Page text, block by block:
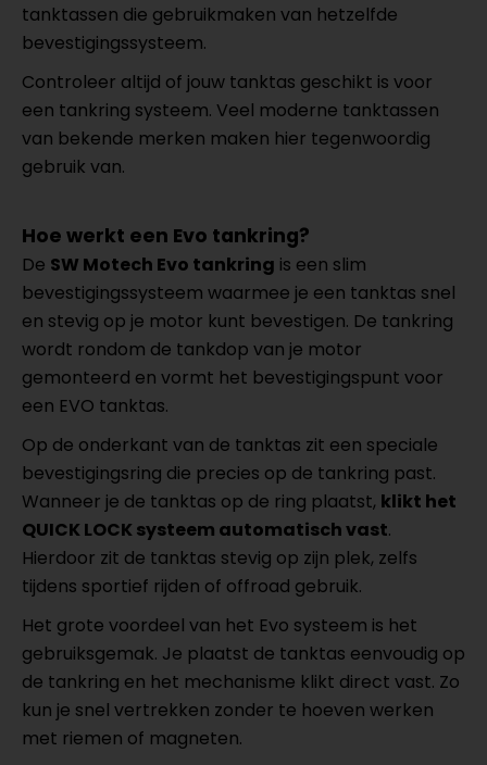
tanktassen die gebruikmaken van hetzelfde
bevestigingssysteem.
Controleer altijd of jouw tanktas geschikt is voor
een tankring systeem. Veel moderne tanktassen
van bekende merken maken hier tegenwoordig
gebruik van.
Hoe werkt een Evo tankring?
De SW Motech Evo tankring is een slim
bevestigingssysteem waarmee je een tanktas snel
en stevig op je motor kunt bevestigen. De tankring
wordt rondom de tankdop van je motor
gemonteerd en vormt het bevestigingspunt voor
een EVO tanktas.
Op de onderkant van de tanktas zit een speciale
bevestigingsring die precies op de tankring past.
Wanneer je de tanktas op de ring plaatst, klikt het
QUICK LOCK systeem automatisch vast.
Hierdoor zit de tanktas stevig op zijn plek, zelfs
tijdens sportief rijden of offroad gebruik.
Het grote voordeel van het Evo systeem is het
gebruiksgemak. Je plaatst de tanktas eenvoudig op
de tankring en het mechanisme klikt direct vast. Zo
kun je snel vertrekken zonder te hoeven werken
met riemen of magneten.